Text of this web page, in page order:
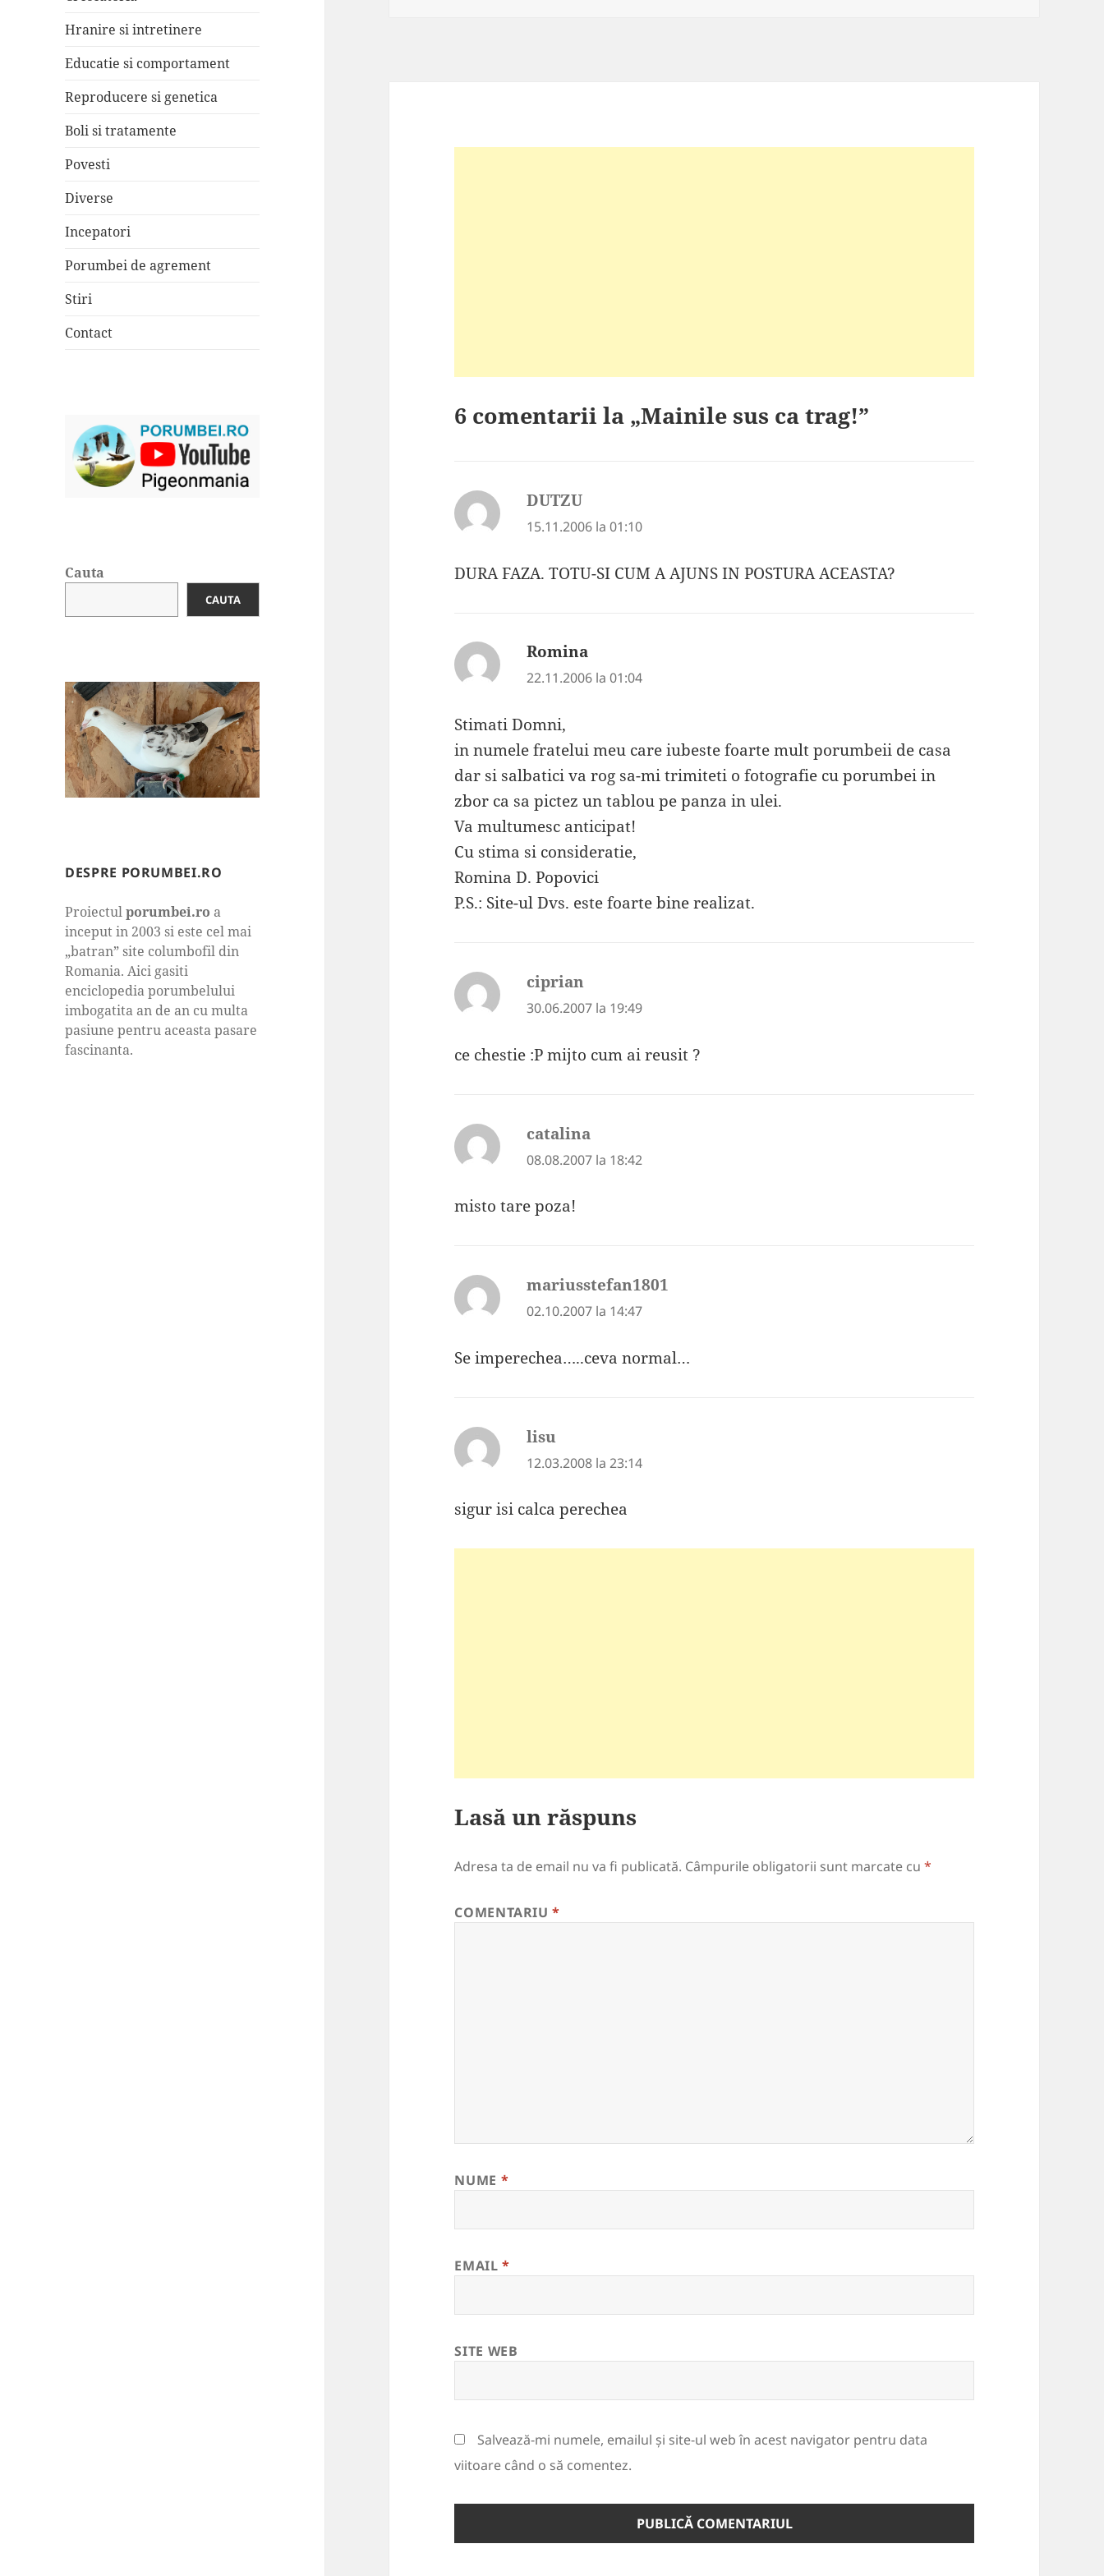
Hranire si intretinere
Educatie si comportament
Reproducere si genetica
Boli si tratamente
Povesti
Diverse
Incepatori
Porumbei de agrement
Stiri
Contact
Cauta
CAUTA
DESPRE PORUMBEI.RO
Proiectulporumbei.ro a
inceput in 2003 si este cel mai
„batran” site columbofil din
Romania. Aici gasiti
enciclopedia porumbelului
imbogatita an de an cu multa
pasiune pentru aceasta pasare
fascinanta.
6 comentarii la „Mainile sus ca trag!”
DUTZU
15.11.2006 la 01:10
DURA FAZA. TOTU-SI CUM A AJUNS IN POSTURA ACEASTA?
Romina
22.11.2006 la 01:04
Stimati Domni,
in numele fratelui meu care iubeste foarte mult porumbeii de casa
dar si salbatici va rog sa-mi trimiteti o fotografie cu porumbei in
zbor ca sa pictez un tablou pe panza in ulei.
Va multumesc anticipat!
Cu stima si consideratie,
Romina D. Popovici
P.S.: Site-ul Dvs. este foarte bine realizat.
ciprian
30.06.2007 la 19:49
ce chestie :P mijto cum ai reusit ?
catalina
08.08.2007 la 18:42
misto tare poza!
mariusstefan1801
02.10.2007 la 14:47
Se imperechea…..ceva normal…
lisu
12.03.2008 la 23:14
sigur isi calca perechea
Lasă un răspuns
Adresa ta de email nu va fi publicată. Câmpurile obligatorii sunt marcate cu*
COMENTARIU*
NUME *
EMAIL*
SITE WEB
Salvează-mi numele, emailul și site-ul web în acest navigator pentru data
viitoare când o să comentez.